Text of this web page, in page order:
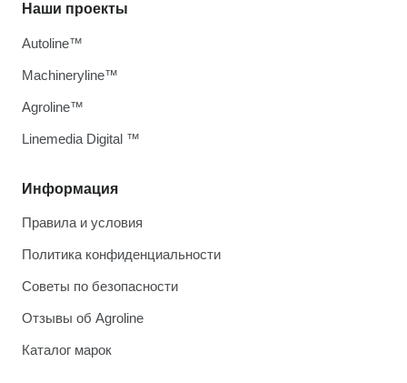
Информация
Правила и условия
Политика конфиденциальности
Советы по безопасности
Отзывы об Agroline
Каталог марок
Наши проекты
Autoline™
Machineryline™
Agroline™
Linemedia Digital ™